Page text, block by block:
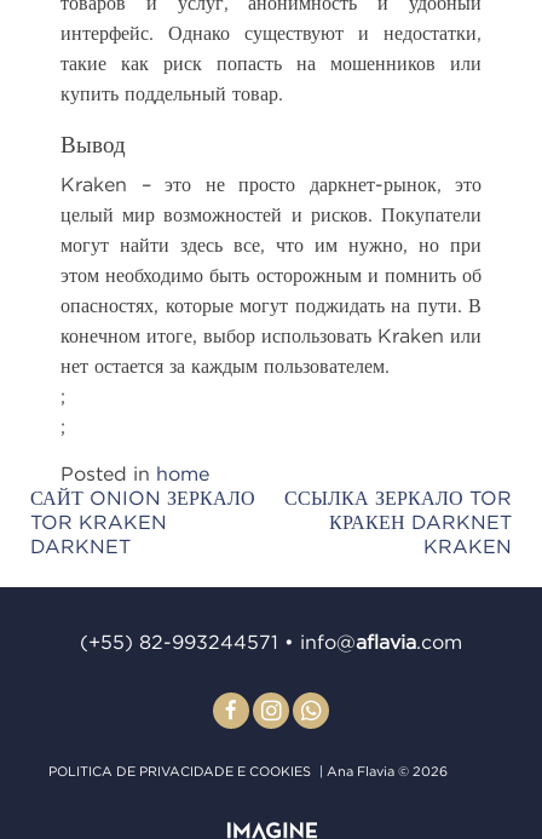
интерфейс. Однако существуют и недостатки,
такие как риск попасть на мошенников или
купить поддельный товар.
Вывод
Kraken – это не просто даркнет-рынок, это
целый мир возможностей и рисков. Покупатели
могут найти здесь все, что им нужно, но при
этом необходимо быть осторожным и помнить об
опасностях, которые могут поджидать на пути. В
конечном итоге, выбор использовать Kraken или
нет остается за каждым пользователем.
;
;
Posted in home
Post
navigation
САЙТ ONION ЗЕРКАЛО
TOR KRAKEN
DARKNET
ССЫЛКА ЗЕРКАЛО TOR
КРАКЕН DARKNET
KRAKEN
(+55) 82-993244571 • info@aﬂavia.com
POLITICA DE PRIVACIDADE E COOKIES | Ana Flavia © 2026